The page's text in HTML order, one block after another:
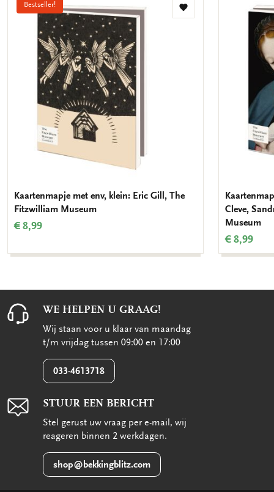
Bestseller!
Toevoegen
Kaartenmapje met env, klein: Eric Gill, The
Fitzwilliam Museum
€ 8,99
Cleve,
Museum
€ 8,99
WE HELPEN U GRAAG!
Wij staan voor u klaar van maandag
t/m vrijdag tussen 09:00 en 17:00
033-4613718
STUUR EEN BERICHT
Stel gerust uw vraag per e-mail, wij
reageren binnen 2 werkdagen.
shop@bekkingblitz.com